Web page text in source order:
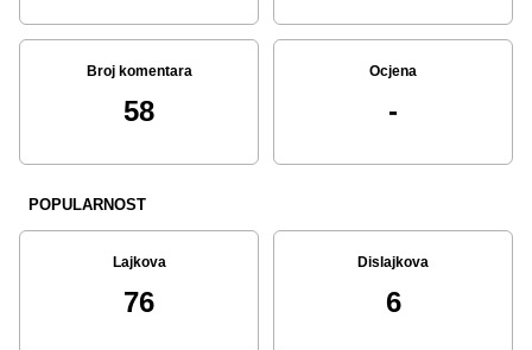
Broj komentara
58
Ocjena
-
POPULARNOST
Lajkova
76
Dislajkova
6